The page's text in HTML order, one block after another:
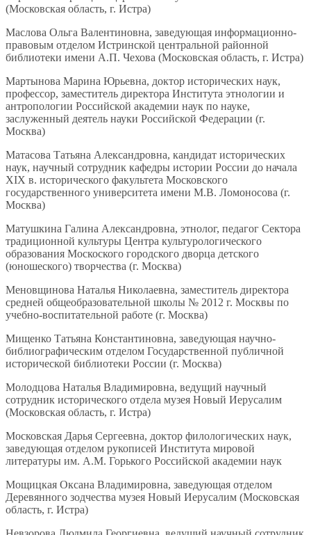
(Московская область, г. Истра)
Маслова Ольга Валентиновна, заведующая информационно-
правовым отделом Истринской центральной районной
библиотеки имени А.П. Чехова (Московская область, г. Истра)
Мартынова Марина Юрьевна, доктор исторических наук,
профессор, заместитель директора Института этнологии и
антропологии Российской академии наук по науке,
заслуженный деятель науки Российской Федерации (г.
Москва)
Матасова Татьяна Александровна, кандидат исторических
наук, научный сотрудник кафедры истории России до начала
XIX в. исторического факультета Московского
государственного университета имени М.В. Ломоносова (г.
Москва)
Матушкина Галина Александровна, этнолог, педагог Сектора
традиционной культуры Центра культурологического
образования Москоского городского дворца детского
(юношеского) творчества (г. Москва)
Меновщинова Наталья Николаевна, заместитель директора
средней общеобразовательной школы № 2012 г. Москвы по
учебно-воспитательной работе (г. Москва)
Мищенко Татьяна Константиновна, заведующая научно-
библиографическим отделом Государственной публичной
исторической библиотеки России (г. Москва)
Молодцова Наталья Владимировна, ведущий научный
сотрудник исторического отдела музея Новый Иерусалим
(Московская область, г. Истра)
Московская Дарья Сергеевна, доктор филологических наук,
заведующая отделом рукописей Института мировой
литературы им. А.М. Горького Российской академии наук
Мощицкая Оксана Владимировна, заведующая отделом
Деревянного зодчества музея Новый Иерусалим (Московская
область, г. Истра)